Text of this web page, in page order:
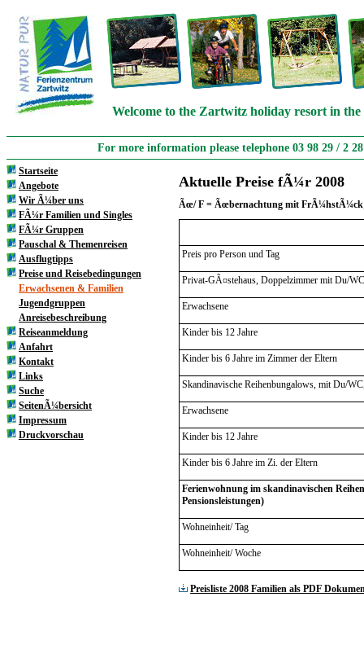
Welcome to the Zartwitz holiday resort in
For more information please telephone 03 98 29 / 2
Startseite
Angebote
Wir Ã¼ber uns
FÃ¼r Familien und Singles
FÃ¼r Gruppen
Pauschal & Themenreisen
Ausflugtipps
Preise und Reisebedingungen
Erwachsenen & Familien
Jugendgruppen
Anreisebeschreibung
Reiseanmeldung
Anfahrt
Kontakt
Links
Suche
SeitenÃ¼bersicht
Impressum
Druckvorschau
Aktuelle Preise fÃ¼r 2008
Ãœ/ F = Ãœbernachtung mit
Preis pro Person und Tag
Privat-GÃ¤stehaus, Doppelzimmer mit Du/
Erwachsene
Kinder bis 12 Jahre
Kinder bis 6 Jahre im Zimmer der Eltern
Skandinavische Reihenbungalows, mit Du/
Erwachsene
Kinder bis 12 Jahre
Kinder bis 6 Jahre im Zi. der Eltern
Ferienwohnung im skandinavischen
Pensionsleistungen)
Wohneinheit/ Tag
Wohneinheit/ Woche
Preisliste 2008 Familien als PDF